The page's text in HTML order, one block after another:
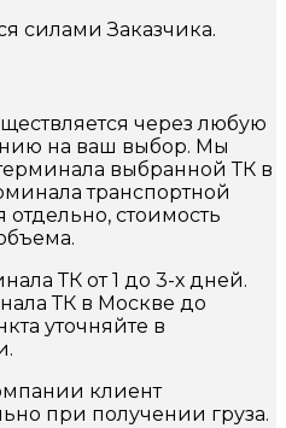
силами Заказчика.
через любую
на ваш выбор. Мы
выбранной ТК в
транспортной
стоимость
ТК от 1 до 3-х дней.
ТК в Москве до
уточняйте в
клиент
при получении груза.